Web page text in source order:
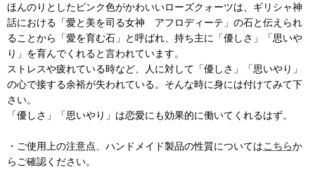
ほんのりとしたピンク色がかわいいローズクォーツは、ギリシャ神
話における「愛と美を司る女神 アフロディーテ」の石と伝えられ
ることから「愛を育む石」と呼ばれ、持ち主に「優しさ」「思いや
り」を育んでくれると言われています。
ストレスや疲れている時など、人に対して「優しさ」「思いやり」
の心で接する余裕が失われている。そんな時に身には付けてみて下
さい。
「優しさ」「思いやり」は恋愛にも効果的に働いてくれるはず。
・ご使用上の注意点、ハンドメイド製品の性質についてはこちらか
らご確認ください。